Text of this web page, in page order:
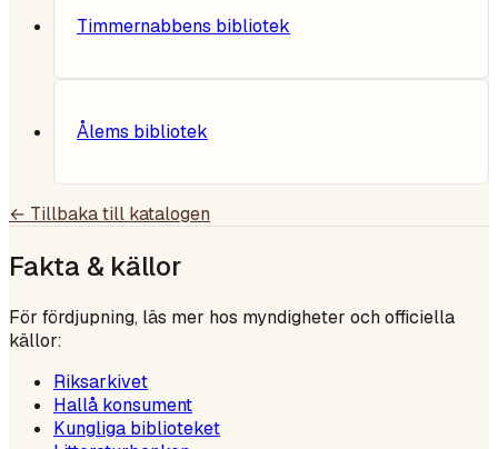
Timmernabbens bibliotek
Ålems bibliotek
← Tillbaka till katalogen
Fakta & källor
För fördjupning, läs mer hos myndigheter och officiella
källor:
Riksarkivet
Hallå konsument
Kungliga biblioteket